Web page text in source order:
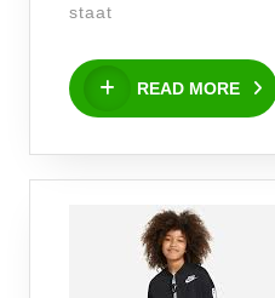
staat
READ MORE